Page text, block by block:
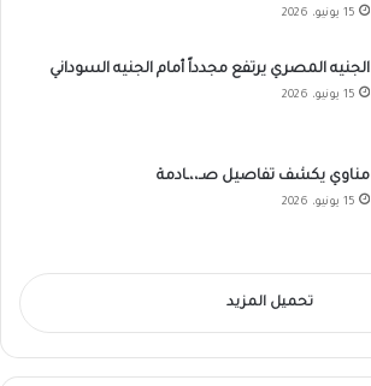
15 يونيو، 2026
الجنيه المصري يرتفع مجدداً أمام الجنيه السوداني
15 يونيو، 2026
مناوي يكشف تفاصيل صـ،،ـادمة
15 يونيو، 2026
تحميل المزيد